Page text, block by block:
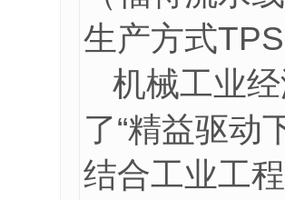
生产方式
机械工业
了“精益驱动
结合工业工